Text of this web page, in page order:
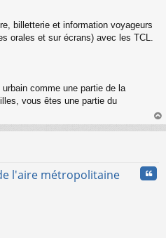
billetterie et information voyageurs
orales et sur écrans) avec les TCL.
comme une partie de la
vous êtes une partie du
au
l'aire métropolitaine